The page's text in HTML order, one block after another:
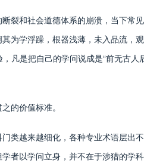
和社会道德体系的崩溃，当下常
为学浮躁，根器浅薄，未入品流，
凡是把自己的学问说成是“前无古
的价值标准。
越来越细化，各种专业术语层出不
者以学问立身，并不在于涉猎的学